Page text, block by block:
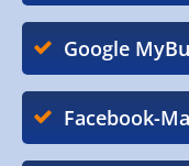
Google
Facebook-